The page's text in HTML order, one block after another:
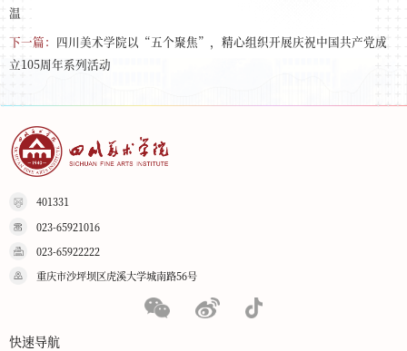
温
下一篇： 四川美术学院以“五个聚焦”，精心组织开展庆祝中国共产党成
立105周年系列活动
401331
023-65921016
023-65922222
重庆市沙坪坝区虎溪大学城南路56号
快速导航